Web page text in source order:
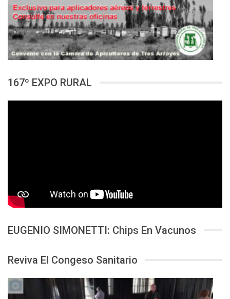
167º EXPO RURAL
EUGENIO SIMONETTI: Chips En Vacunos
Reviva El Congeso Sanitario